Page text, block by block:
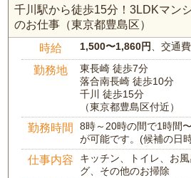
千川駅から徒歩15分！3LDKマン
のお仕事（東京都豊島区）
時給 1,500〜1,860円、交通
勤務地
東長崎 徒歩7分
落合南長崎 徒歩10分
千川 徒歩15分
（東京都豊島区付近）
勤務時間
8時～20時の間で1時間
が可能です。(候補の日
仕事内容
キッチン、トイレ、お
グ、その他のお掃除